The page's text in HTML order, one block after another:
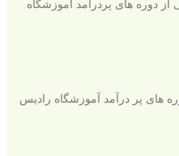
دوره های پردرآمد آموزشگاه
های پر درآمد آموزشگاه رادیس